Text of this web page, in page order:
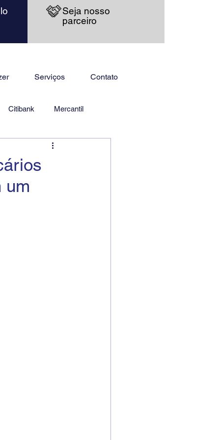
Seja nosso
parceiro
Serviços Contato
Citibank Mercantil
um